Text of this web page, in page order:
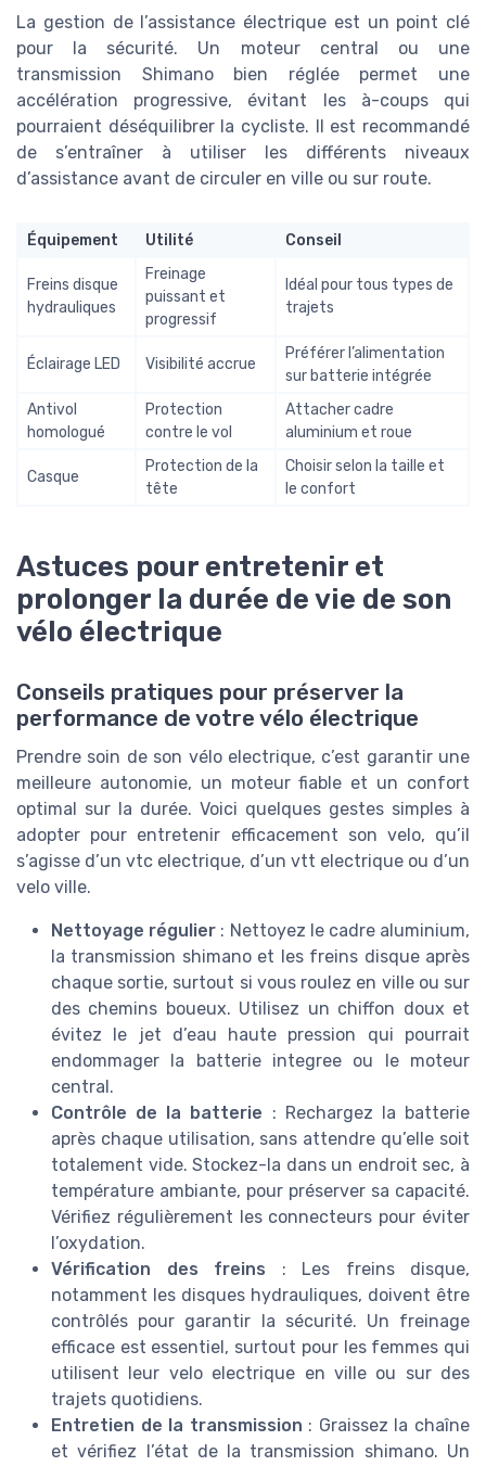
La gestion de l’assistance électrique est un point clé
pour la sécurité. Un moteur central ou une
transmission Shimano bien réglée permet une
accélération progressive, évitant les à-coups qui
pourraient déséquilibrer la cycliste. Il est recommandé
de s’entraîner à utiliser les différents niveaux
d’assistance avant de circuler en ville ou sur route.
Équipement Utilité Conseil
Freins disque
hydrauliques
Freinage
puissant et
progressif
Idéal pour tous types de
trajets
Éclairage LED Visibilité accrue
Préférer l’alimentation
sur batterie intégrée
Antivol
homologué
Protection
contre le vol
Attacher cadre
aluminium et roue
Casque
Protection de la
tête
Choisir selon la taille et
le confort
Astuces pour entretenir et
prolonger la durée de vie de son
vélo électrique
Conseils pratiques pour préserver la
performance de votre vélo électrique
Prendre soin de son vélo electrique, c’est garantir une
meilleure autonomie, un moteur fiable et un confort
optimal sur la durée. Voici quelques gestes simples à
adopter pour entretenir efficacement son velo, qu’il
s’agisse d’un vtc electrique, d’un vtt electrique ou d’un
velo ville.
Nettoyage régulier : Nettoyez le cadre aluminium,
la transmission shimano et les freins disque après
chaque sortie, surtout si vous roulez en ville ou sur
des chemins boueux. Utilisez un chiffon doux et
évitez le jet d’eau haute pression qui pourrait
endommager la batterie integree ou le moteur
central.
Contrôle de la batterie : Rechargez la batterie
après chaque utilisation, sans attendre qu’elle soit
totalement vide. Stockez-la dans un endroit sec, à
température ambiante, pour préserver sa capacité.
Vérifiez régulièrement les connecteurs pour éviter
l’oxydation.
Vérification des freins : Les freins disque,
notamment les disques hydrauliques, doivent être
contrôlés pour garantir la sécurité. Un freinage
efficace est essentiel, surtout pour les femmes qui
utilisent leur velo electrique en ville ou sur des
trajets quotidiens.
Entretien de la transmission : Graissez la chaîne
et vérifiez l’état de la transmission shimano. Un